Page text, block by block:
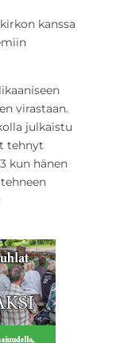
kanssa
virastaan.
julkaistu
tehnyt
kun hänen